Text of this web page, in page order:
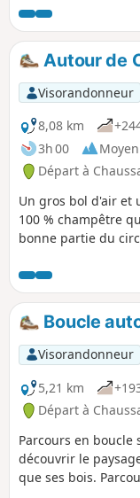
Autour de
Visorandonneur
8,08 km
3h 00
Départ à
Un gros bol d'air et
100 % champêtre
bonne partie du
élevage...) et
les arbres.
Boucle
Visorandonneur
5,21 km
Départ à
Parcours en
découvrir le
que ses bois.